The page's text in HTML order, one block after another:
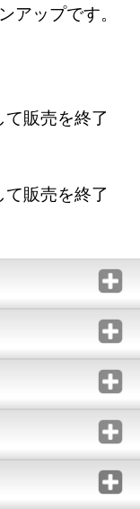
アップです。
販売を終了
販売を終了